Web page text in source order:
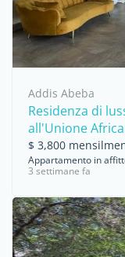
Addis Abeba
Residenza di
all'Unione
$ 3,800
Appartamento in
3 settimane fa